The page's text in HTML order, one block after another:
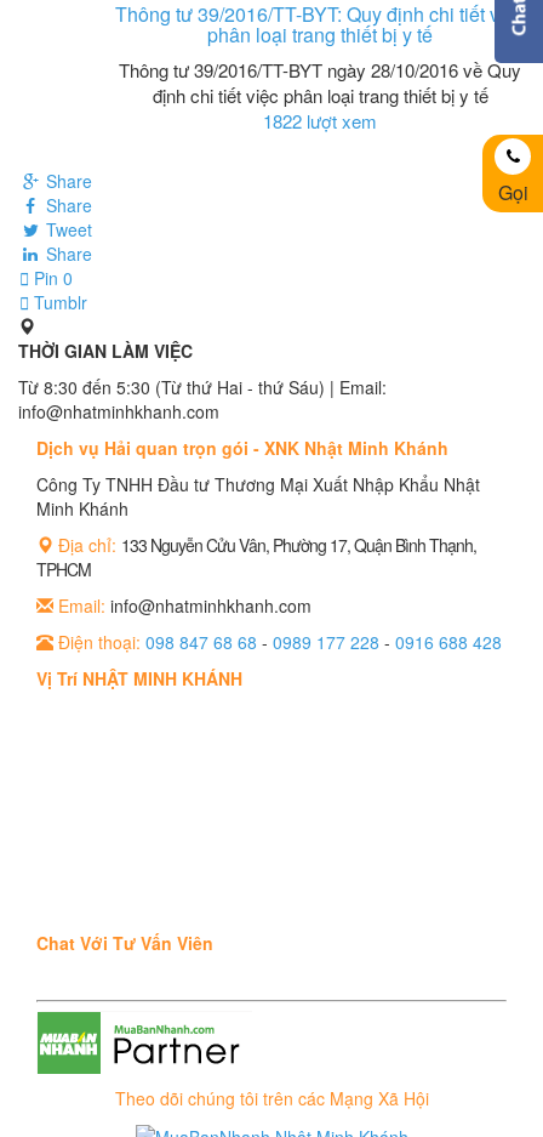
Thông tư 39/2016/TT-BYT: Quy định chi tiết việc
phân loại trang thiết bị y tế
Thông tư 39/2016/TT-BYT ngày 28/10/2016 về Quy
định chi tiết việc phân loại trang thiết bị y tế
1822 lượt xem
Share
Share
Tweet
Share
Pin 0
Tumblr
THỜI GIAN LÀM VIỆC
Từ 8:30 đến 5:30 (Từ thứ Hai - thứ Sáu) | Email:
info@nhatminhkhanh.com
Dịch vụ Hải quan trọn gói - XNK Nhật Minh Khánh
Công Ty TNHH Đầu tư Thương Mại Xuất Nhập Khẩu Nhật
Minh Khánh
Địa chỉ: 133 Nguyễn Cửu Vân, Phường 17, Quận Bình Thạnh,
TPHCM
Email: info@nhatminhkhanh.com
Điện thoại: 098 847 68 68 - 0989 177 228 - 0916 688 428
Vị Trí NHẬT MINH KHÁNH
Chat Với Tư Vấn Viên
Theo dõi chúng tôi trên các Mạng Xã Hội
Gọi